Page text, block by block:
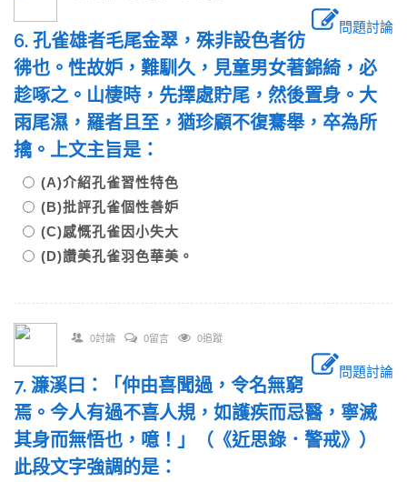
問題討論
6. 孔雀雄者毛尾金翠，殊非設色者彷
彿也。性故妒，難馴久，見童男女著錦綺，必
趁啄之。山棲時，先擇處貯尾，然後置身。大
雨尾濕，羅者且至，猶珍顧不復騫舉，卒為所
擒。上文主旨是：
(A)介紹孔雀習性特色
(B)批評孔雀個性善妒
(C)感慨孔雀因小失大
(D)讚美孔雀羽色華美。
0討論 0留言 0追蹤
問題討論
7. 濂溪曰：「仲由喜聞過，令名無窮
焉。今人有過不喜人規，如護疾而忌醫，寧滅
其身而無悟也，噫！」（《近思錄．警戒》）
此段文字強調的是：